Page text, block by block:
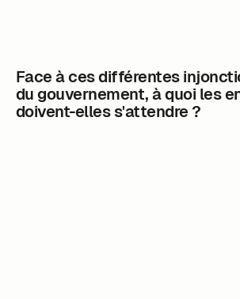
Face à ces différentes
du gouvernement, à quoi les
doivent-elles s'attendre ?